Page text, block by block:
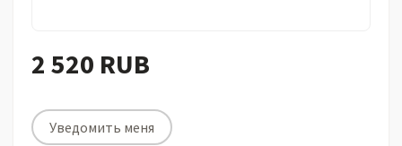
2 520 RUB
Уведомить меня